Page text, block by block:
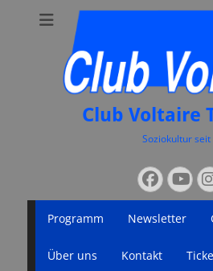
Club Voltaire
Soziokultur seit
nach:
Menü
Inhalt
Programm Newsletter
Über uns Kontakt